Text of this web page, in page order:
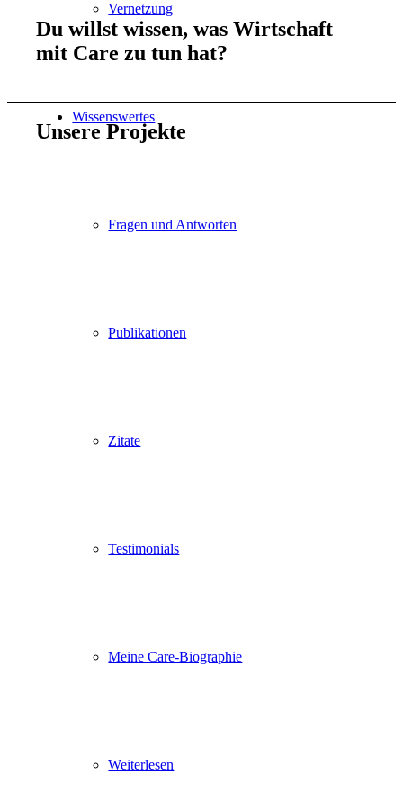
Vernetzung
Wissenswertes
Fragen und Antworten
Publikationen
Zitate
Testimonials
Meine Care-Biographie
Weiterlesen
Du willst wissen, wasWirtschaft
mit Care zu tun hat?
UnsereProjekte